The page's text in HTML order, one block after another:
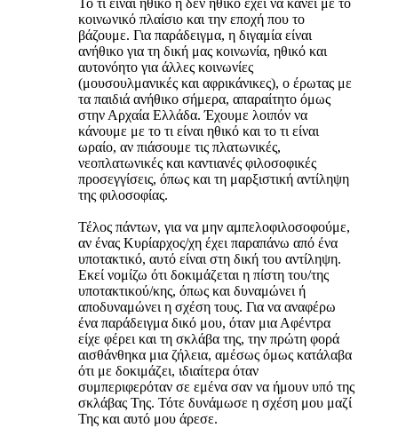
κοινωνικό πλαίσιο και την εποχή που το
βάζουμε. Για παράδειγμα, η διγαμία είναι
ανήθικο για τη δική μας κοινωνία, ηθικό και
αυτονόητο για άλλες κοινωνίες
(μουσουλμανικές και αφρικάνικες), ο έρωτας με
τα παιδιά ανήθικο σήμερα, απαραίτητο όμως
στην Αρχαία Ελλάδα. Έχουμε λοιπόν να
κάνουμε με το τι είναι ηθικό και το τι είναι
ωραίο, αν πιάσουμε τις πλατωνικές,
νεοπλατωνικές και καντιανές φιλοσοφικές
προσεγγίσεις, όπως και τη μαρξιστική αντίληψη
της φιλοσοφίας.
Τέλος πάντων, για να μην αμπελοφιλοσοφούμε,
αν ένας Κυρίαρχος/χη έχει παραπάνω από ένα
υποτακτικό, αυτό είναι στη δική του αντίληψη.
Εκεί νομίζω ότι δοκιμάζεται η πίστη του/της
υποτακτικού/κης, όπως και δυναμώνει ή
αποδυναμώνει η σχέση τους. Για να αναφέρω
ένα παράδειγμα δικό μου, όταν μια Αφέντρα
είχε φέρει και τη σκλάβα της, την πρώτη φορά
αισθάνθηκα μια ζήλεια, αμέσως όμως κατάλαβα
ότι με δοκιμάζει, ιδιαίτερα όταν
συμπεριφερόταν σε εμένα σαν να ήμουν υπό της
σκλάβας Της. Τότε δυνάμωσε η σχέση μου μαζί
Της και αυτό μου άρεσε.